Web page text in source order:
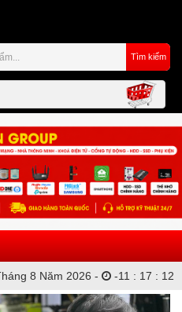
Tìm kiếm
8 Năm 2026 - -11 : 17 : 12